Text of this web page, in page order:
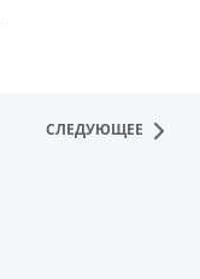
СЛЕДУЮЩЕЕ